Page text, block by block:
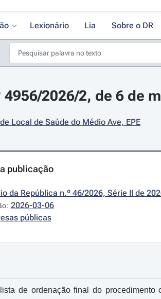
Lexionário Lia Sobre o DR
4956/2026/2, de 6 de
Local de Saúde do Médio Ave, EPE
publicação
da República n.º 46/2026, Série II de
2026-03-06
públicas
de ordenação final do